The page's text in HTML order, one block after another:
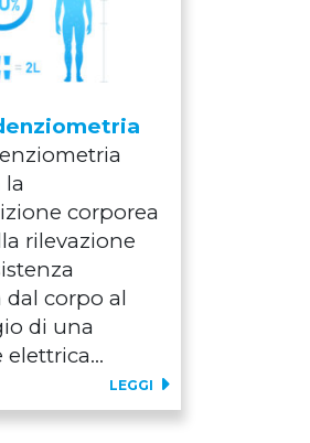
la
corporea
rilevazione
corpo al
di una
LEGGI